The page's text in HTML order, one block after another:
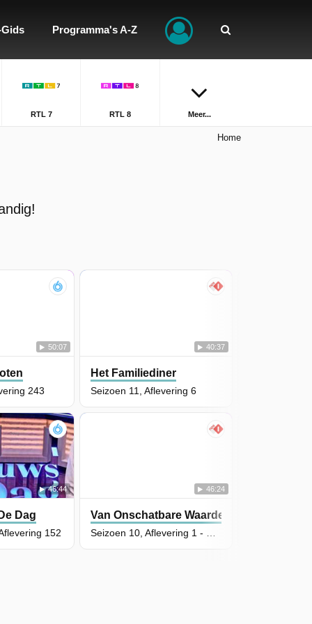
Gids Programma's A-Z
RTL 7 RTL 8 Meer...
Home
50:07
243
46:44
Dag
152
40:37
Het Familiediner
Seizoen 11, Aflevering 6
46:24
Van Onschatbare Waarde
Seizoen 10, Aflevering 1 - Eeuwenoude schatten en spraakmakende deals